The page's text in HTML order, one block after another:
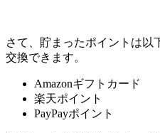
さて、貯まったポイントは以
交換できます。
Amazonギフトカード
楽天ポイント
PayPayポイント